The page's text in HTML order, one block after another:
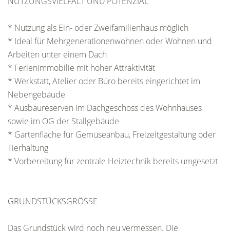
* Nutzung als Ein- oder Zweifamilienhaus möglich
* Ideal für Mehrgenerationenwohnen oder Wohnen und
Arbeiten unter einem Dach
* Ferienimmobilie mit hoher Attraktivität
* Werkstatt, Atelier oder Büro bereits eingerichtet im
Nebengebäude
* Ausbaureserven im Dachgeschoss des Wohnhauses
sowie im OG der Stallgebäude
* Gartenfläche für Gemüseanbau, Freizeitgestaltung oder
Tierhaltung
* Vorbereitung für zentrale Heiztechnik bereits umgesetzt
GRUNDSTÜCKSGRÖSSE
Das Grundstück wird noch neu vermessen. Die